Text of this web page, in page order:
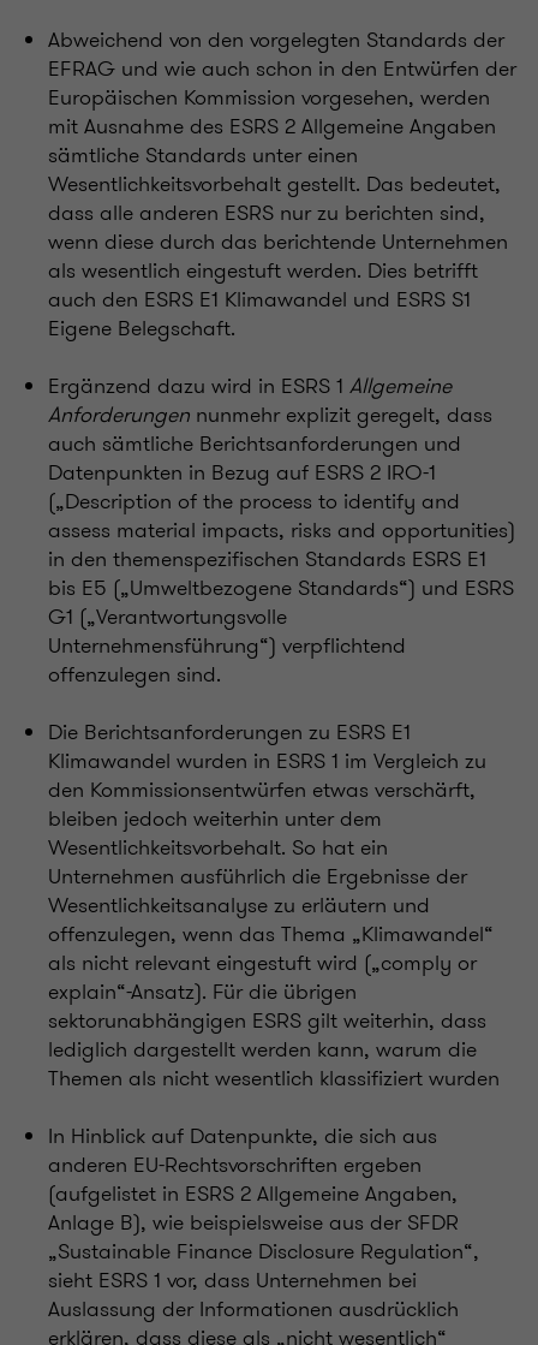
Abweichend von den vorgelegten Standards der
EFRAG und wie auch schon in den Entwürfen der
Europäischen Kommission vorgesehen, werden
mit Ausnahme des ESRS 2 Allgemeine Angaben
sämtliche Standards unter einen
Wesentlichkeitsvorbehalt gestellt. Das bedeutet,
dass alle anderen ESRS nur zu berichten sind,
wenn diese durch das berichtende Unternehmen
als wesentlich eingestuft werden. Dies betrifft
auch den ESRS E1 Klimawandel und ESRS S1
Eigene Belegschaft.
Ergänzend dazu wird in ESRS 1 Allgemeine
Anforderungen nunmehr explizit geregelt, dass
auch sämtliche Berichtsanforderungen und
Datenpunkten in Bezug auf ESRS 2 IRO-1
(„Description of the process to identify and
assess material impacts, risks and opportunities)
in den themenspezifischen Standards ESRS E1
bis E5 („Umweltbezogene Standards“) und ESRS
G1 („Verantwortungsvolle
Unternehmensführung“) verpflichtend
offenzulegen sind.
Die Berichtsanforderungen zu ESRS E1
Klimawandel wurden in ESRS 1 im Vergleich zu
den Kommissionsentwürfen etwas verschärft,
bleiben jedoch weiterhin unter dem
Wesentlichkeitsvorbehalt. So hat ein
Unternehmen ausführlich die Ergebnisse der
Wesentlichkeitsanalyse zu erläutern und
offenzulegen, wenn das Thema „Klimawandel“
als nicht relevant eingestuft wird („comply or
explain“-Ansatz). Für die übrigen
sektorunabhängigen ESRS gilt weiterhin, dass
lediglich dargestellt werden kann, warum die
Themen als nicht wesentlich klassifiziert wurden
In Hinblick auf Datenpunkte, die sich aus
anderen EU-Rechtsvorschriften ergeben
(aufgelistet in ESRS 2 Allgemeine Angaben,
Anlage B), wie beispielsweise aus der SFDR
„Sustainable Finance Disclosure Regulation“,
sieht ESRS 1 vor, dass Unternehmen bei
Auslassung der Informationen ausdrücklich
erklären, dass diese als „nicht wesentlich“